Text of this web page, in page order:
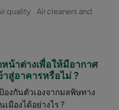
quality
Air cleaners and
หน้าต่างเพื่อให้มีอากาศ
าสู่อาคารหรือไม่ ?
งกันตัวเองจากมลพิษทาง
มืองได้อย่างไร ?